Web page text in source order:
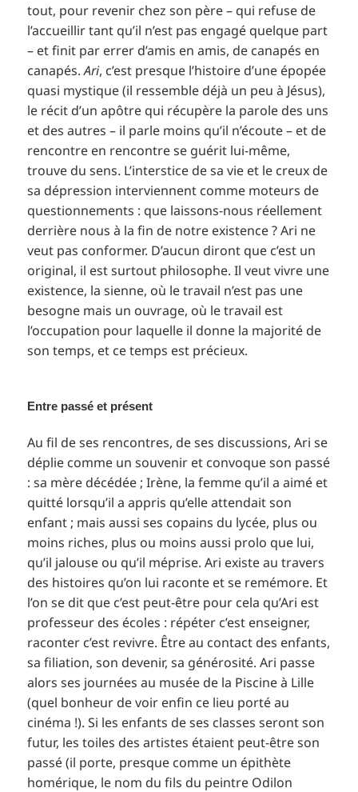
tout, pour revenir chez son père – qui refuse de
l’accueillir tant qu’il n’est pas engagé quelque part
– et finit par errer d’amis en amis, de canapés en
canapés.Ari, c’est presque l’histoire d’une épopée
quasi mystique (il ressemble déjà un peu à Jésus),
le récit d’un apôtre qui récupère la parole des uns
et des autres – il parle moins qu’il n’écoute – et de
rencontre en rencontre se guérit lui-même,
trouve du sens. L’interstice de sa vie et le creux de
sa dépression interviennent comme moteurs de
questionnements : que laissons-nous réellement
derrière nous à la fin de notre existence ? Ari ne
veut pas conformer. D’aucun diront que c’est un
original, il est surtout philosophe. Il veut vivre une
existence, la sienne, où le travail n’est pas une
besogne mais un ouvrage, où le travail est
l’occupation pour laquelle il donne la majorité de
son temps, et ce temps est précieux.
Entre passé et présent
Au fil de ses rencontres, de ses discussions, Ari se
déplie comme un souvenir et convoque son passé
: sa mère décédée ; Irène, la femme qu’il a aimé et
quitté lorsqu’il a appris qu’elle attendait son
enfant ; mais aussi ses copains du lycée, plus ou
moins riches, plus ou moins aussi prolo que lui,
qu’il jalouse ou qu’il méprise. Ari existe au travers
des histoires qu’on lui raconte et se remémore. Et
l’on se dit que c’est peut-être pour cela qu’Ari est
professeur des écoles : répéter c’est enseigner,
raconter c’est revivre. Être au contact des enfants,
sa filiation, son devenir, sa générosité. Ari passe
alors ses journées au musée de la Piscine à Lille
(quel bonheur de voir enfin ce lieu porté au
cinéma !). Si les enfants de ses classes seront son
futur, les toiles des artistes étaient peut-être son
passé (il porte, presque comme un épithète
homérique, le nom du fils du peintre Odilon